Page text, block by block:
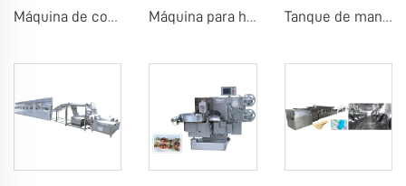
Máquina de corte y envoltura para caramelos Máquina para hacer chocolates Maltesers Tanque de mantenimiento térmico para chocolate